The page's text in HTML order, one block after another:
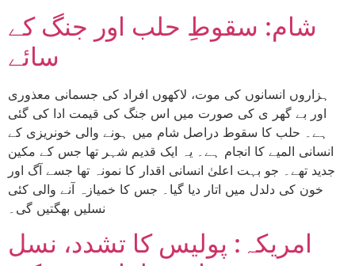
شام: سقوطِ حلب اور جنگ کے
سائے
ہزاروں انسانوں کی موت، لاکھوں افراد کی جسمانی معذوری
اور بے گھر ی کی صورت میں اس جنگ کی قیمت ادا کی گئی
ہے۔ حلب کا سقوط دراصل شام میں ہونے والی خونریزی کے
انسانی المیے کا انجام ہے۔ یہ ایک قدیم شہر تھا جس کے مکین
جدید تھے۔ جو بہت اعلیٰ انسانی اقدار کا نمونہ تھا جسے آگ اور
خون کی دلدل میں اتار دیا گیا۔ جس کا خمیازہ آنے والی کئی
نسلیں بھگتیں گی۔
امریکہ: پولیس کا تشدد، نسل